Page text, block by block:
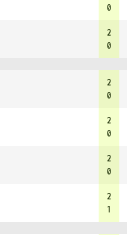
0
2
0
2
0
2
0
2
0
2
1